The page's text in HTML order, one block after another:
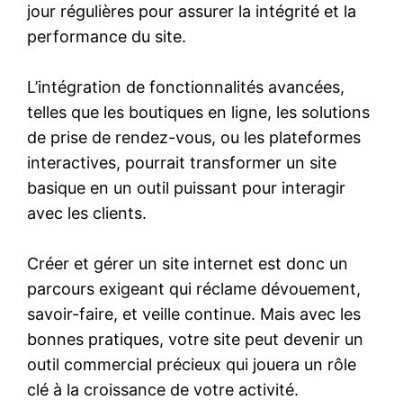
jour régulières pour assurer la intégrité et la
performance du site.
L’intégration de fonctionnalités avancées,
telles que les boutiques en ligne, les solutions
de prise de rendez-vous, ou les plateformes
interactives, pourrait transformer un site
basique en un outil puissant pour interagir
avec les clients.
Créer et gérer un site internet est donc un
parcours exigeant qui réclame dévouement,
savoir-faire, et veille continue. Mais avec les
bonnes pratiques, votre site peut devenir un
outil commercial précieux qui jouera un rôle
clé à la croissance de votre activité.